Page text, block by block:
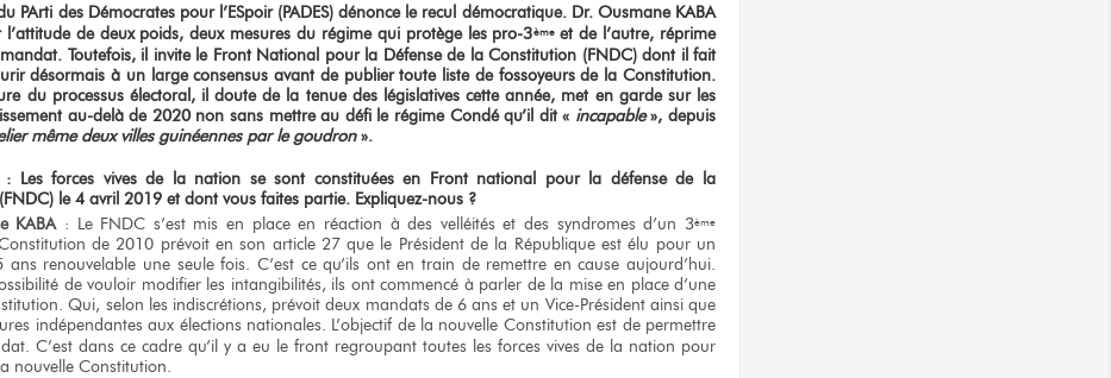
PArti des Démocrates pour l’ESpoir (PADES) dénonce le recul démocratique. Dr. Ousmane KABA
de deuxpoids, deux mesures du régime qui protège les pro-3èmeet de l’autre, réprime
Toutefois, il invite le Front National pour la Défense de la Constitution (FNDC) dont il fait
désormais à un large consensus avant de publier toute liste de fossoyeurs de la Constitution.
du processus électoral, il doute de la tenue des législatives cette année, met en garde sur les
au-delà de 2020 non sans mettre au défi le régime Condé qu’il dit « incapable», depuis
même deux villes guinéennes par le goudron».
: Les forces vives de la nation se sont constituées en Front national pour la défense de la
le 4 avril 2019 et dont vous faites partie. Expliquez-nous ?
KABA: Le FNDC s’est mis en place en réaction à des velléités et des syndromes d’un 3ème
de 2010 prévoit en son article 27 que le Président de la République est élu pour un
renouvelable une seule fois. C’est ce qu’ils ont en train de remettre en cause aujourd’hui.
de vouloir modifier les intangibilités, ils ont commencé à parler de la mise en place d’une
Qui, selon les indiscrétions, prévoit deux mandats de 6 ans et un Vice-Président ainsi que
indépendantes aux élections nationales. L’objectif de la nouvelle Constitution est de permettre
C’est dans ce cadre qu’il y a eu le front regroupant toutes les forces vives de la nation pour
nouvelle Constitution.